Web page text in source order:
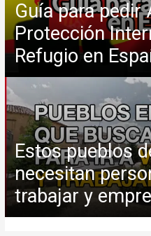
Guía para pedir
Protección
Refugio en
Estos pueblos
necesitan
trabajar y